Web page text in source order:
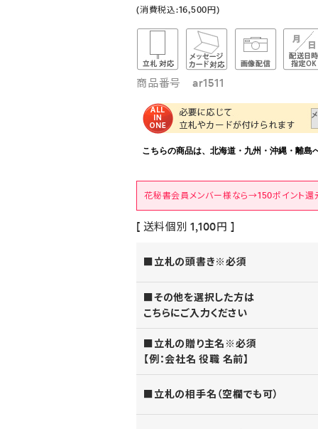
(消費税込:16,500円)
商品番号 ar1511
花秘書会員メンバー様なら→150ポイント還
[ 送料個別 1,100円 ]
■立札の頭書き※必須
■その他を選択した方は
こちらにご入力ください
■立札の贈り主名※必須
【例：会社名 役職 名前】
■立札の相手名（空欄でも可）